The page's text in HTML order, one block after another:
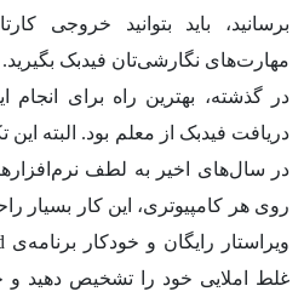
برسانید، باید بتوانید خروجی
مهارت‌های نگارشی‌تان فیدبک بگیرید.
در گذشته، بهترین راه برای
دریافت فیدبک از معلم بود. البته این
در سال‌های اخیر به لطف
روی هر کامپیوتری، این کار
غلط املایی خود را تشخیص دهید و